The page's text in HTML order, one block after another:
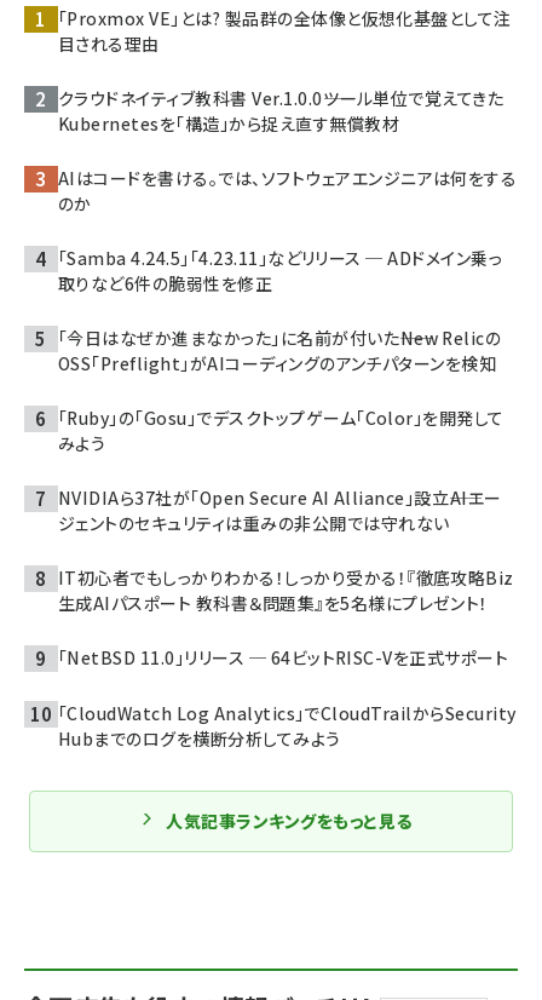
「Proxmox VE」とは? 製品群の全体像と仮想化基盤として注
目される理由
クラウドネイティブ教科書 Ver.1.0.0――ツール単位で覚えてきた
Kubernetesを「構造」から捉え直す無償教材
AIはコードを書ける。では、ソフトウェアエンジニアは何をする
のか
「Samba 4.24.5」「4.23.11」などリリース ─ ADドメイン乗っ
取りなど6件の脆弱性を修正
「今日はなぜか進まなかった」に名前が付いた――New Relicの
OSS「Preflight」がAIコーディングのアンチパターンを検知
「Ruby」の「Gosu」でデスクトップゲーム「Color」を開発して
みよう
NVIDIAら37社が「Open Secure AI Alliance」設立――AIエー
ジェントのセキュリティは重みの非公開では守れない
IT初心者でもしっかりわかる！しっかり受かる！『徹底攻略Biz
生成AIパスポート 教科書＆問題集』を5名様にプレゼント！
「NetBSD 11.0」リリース ─ 64ビットRISC-Vを正式サポート
「CloudWatch Log Analytics」でCloudTrailからSecurity
Hubまでのログを横断分析してみよう
人気記事ランキングをもっと見る